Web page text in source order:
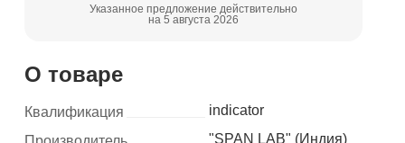
Указанное предложение действительно
на 5 августа 2026
О товаре
Квалификация
indicator
"SPAN LAB" (Индия)